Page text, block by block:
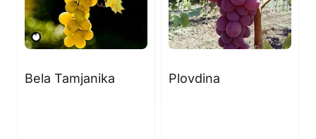
Bela Tamjanika Plovdina